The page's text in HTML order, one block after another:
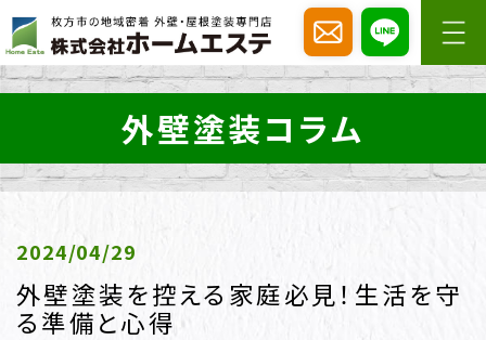
外壁塗装コラム
2024/04/29
外壁塗装を控える家庭必見！生活を守
る準備と心得